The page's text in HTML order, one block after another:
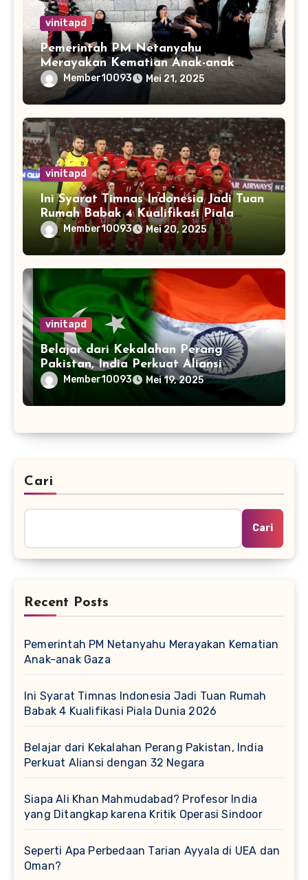
vinitapd
Pemerintah PM Netanyahu
Merayakan Kematian Anak-anak
GazaMember10093 Mei 21, 2025
vinitapd
Ini Syarat Timnas Indonesia Jadi Tuan
Rumah Babak 4 Kualifikasi Piala
Dunia 2026
Member10093 Mei 20, 2025
vinitapd
Belajar dari Kekalahan Perang
Pakistan, India Perkuat Aliansi
dengan 32 Negara
Member10093 Mei 19, 2025
Cari
Cari
Recent Posts
Pemerintah PM Netanyahu Merayakan Kematian
Anak-anak Gaza
Ini Syarat Timnas Indonesia Jadi Tuan Rumah
Babak 4 Kualifikasi Piala Dunia 2026
Belajar dari Kekalahan Perang Pakistan, India
Perkuat Aliansi dengan 32 Negara
Siapa Ali Khan Mahmudabad? Profesor India
yang Ditangkap karena Kritik Operasi Sindoor
Seperti Apa Perbedaan Tarian Ayyala di UEA dan
Oman?